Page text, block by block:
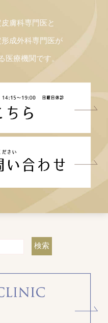
膚科専門医と
成外科専門医が
医療機関です。